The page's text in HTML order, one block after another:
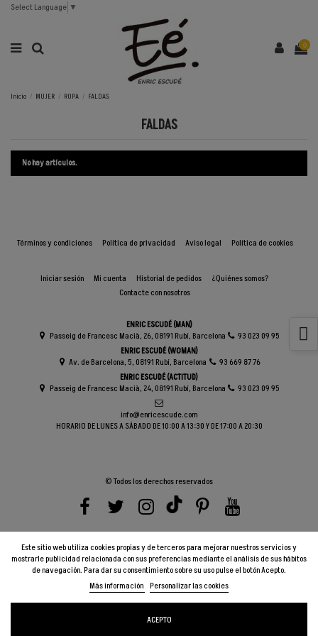
Select Language ▼
0
Inicio MUJER ROPA FALDAS
FALDAS
No hay artículos.
Términos y condiciones Política de privacidad Aviso legal Política de cookies
Iniciar sesión Mi cuenta Historial de pedidos
¿Quiénes somos?
Contacte con nosotros
ENRIC ESCUDÉ (MAN)
Passeig de Francesc Macià, 26, 08191 Rubí, Barcelona
93 023 09 95
ENRIC ESCUDÉ (WOMAN)
Av. de Barcelona, 5, 08191 Rubí, Barcelona
93 669 87 76
ENRIC ESCUDÉ (ACTITUD)
Passeig de Francesc Macià, 24, 08191 Rubí, Barcelona
93 023 09 95
info@enricescude.com
HORARIO DE LUNES A SÁBADO DE 10:00 A 13:30 Y DE 17:00 A 20:30
Este sitio web utiliza cookies propias y de terceros para mejorar nuestros servicios y
mostrarle publicidad relacionada con sus preferencias mediante el análisis de sus hábitos
de navegación. Para dar su consentimiento sobre su uso pulse el botón Acepto.
Más información Personalizar las cookies
ACEPTO
© Todos los derechos reservados